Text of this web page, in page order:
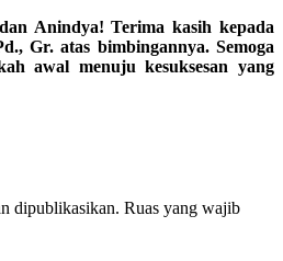
Anindya! Terima kasih kepada
Gr. atas bimbingannya. Semoga
awal menuju kesuksesan yang
dipublikasikan. Ruas yang wajib